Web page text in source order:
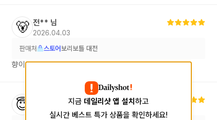
🐻 전** 님
2026.04.03
판매처 스토어 보리보틀 대전
향이 좋네요 더블우드보다 더 좋은듯
😇 2023.06.25
지금 데일리샷 앱 설치 하고
실시간 베스트 특가 상품을 확인하세요!